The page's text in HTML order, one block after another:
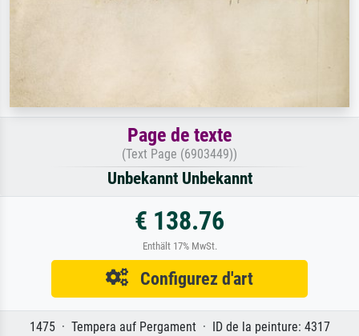
Page de texte
(Text Page (6903449))
Unbekannt Unbekannt
€ 138.76
Enthält 17% MwSt.
Configurez d'art
1475 · Tempera auf Pergament · ID de la peinture: 4317